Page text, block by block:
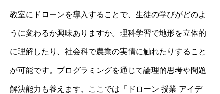
教室にドローンを導入することで、生徒の学びがどのよ
うに変わるか興味ありますか。理科学習で地形を立体的
に理解したり、社会科で農業の実情に触れたりすること
が可能です。プログラミングを通じて論理的思考や問題
解決能力も養えます。ここでは「ドローン 授業 アイデ